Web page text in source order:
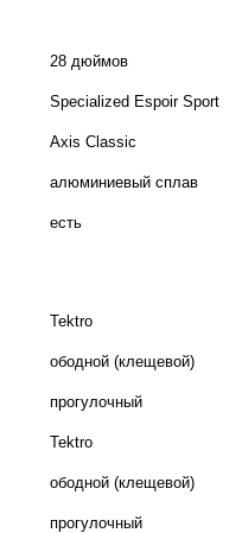
28 дюймов
Specialized Espoir Sport
Axis Classic
алюминиевый сплав
есть
Tektro
ободной (клещевой)
прогулочный
Tektro
ободной (клещевой)
прогулочный